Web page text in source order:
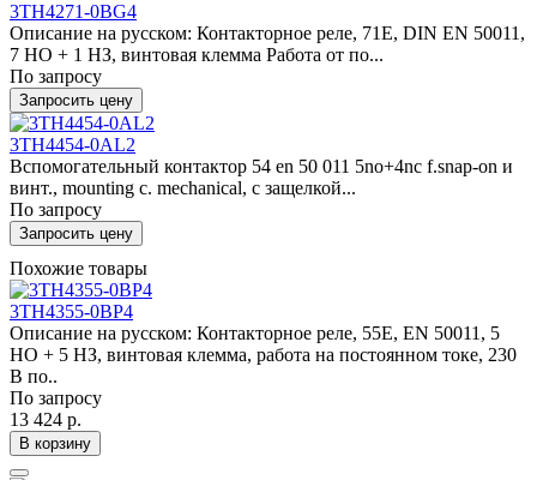
3TH4271-0BG4
Описание на русском: Контакторное реле, 71E, DIN EN 50011,
7 НО + 1 НЗ, винтовая клемма Работа от по...
По запросу
Запросить цену
3TH4454-0AL2
Вспомогательный контактор 54 en 50 011 5no+4nc f.snap-on и
винт., mounting c. mechanical, с защелкой...
По запросу
Запросить цену
Похожие товары
3TH4355-0BP4
Описание на русском: Контакторное реле, 55E, EN 50011, 5
НО + 5 НЗ, винтовая клемма, работа на постоянном токе, 230
В по..
По запросу
13 424 р.
В корзину